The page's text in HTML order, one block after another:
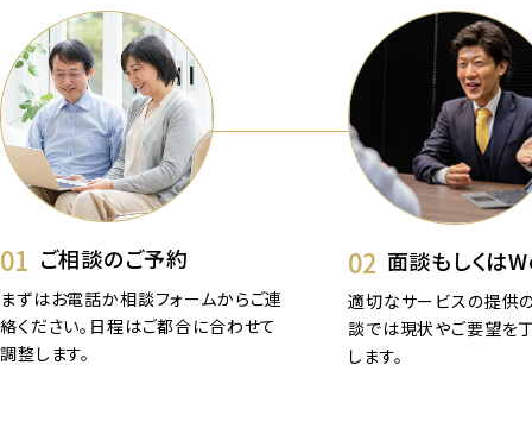
01 ご相談のご予約
まずはお電話か相談フォームからご連
絡ください。日程はご都合に合わせて
調整します。
02 面談もしくは
適切なサービスの提供
談では現状やご要望を
します。